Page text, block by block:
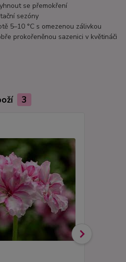
se přemokření
sezóny
5–10 °C s omezenou zálivkou
prokořeněnou sazenici v květináči
3